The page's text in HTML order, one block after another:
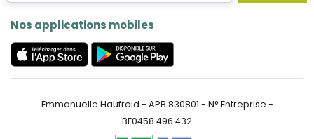
Nos applications mobiles
Emmanuelle Haufroid - APB 830801 - N° Entreprise -
BE0458.496.432